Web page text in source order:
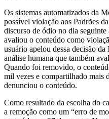
Os sistemas automatizados da
possível violação aos Padrões
discurso de ódio no dia
avaliou o conteúdo como
usuário apelou dessa decisão
análise humana que também
Quando foi removido, o
mil vezes e compartilhado mais
denunciou o conteúdo.
Como resultado da escolha do
a remoção como um “erro de